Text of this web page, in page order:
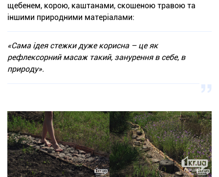
щебенем, корою, каштанами, скошеною травою та
іншими природними матеріалами:
«Сама ідея стежки дуже корисна – це як
рефлексорний масаж такий, занурення в себе, в
природу».